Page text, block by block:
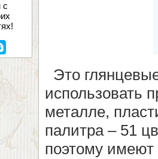
с
Это
использовать
металле,
палитра – 51
поэтому